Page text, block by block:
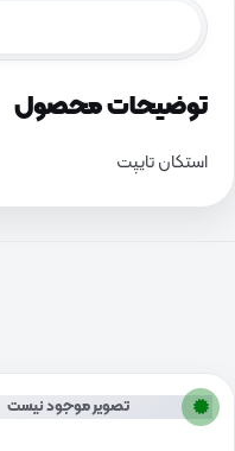
توضیحات محصول
استکان تایپت
تصویر موجود نیست